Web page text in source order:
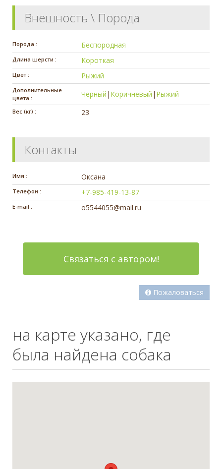
Внешность \ Порода
Порода : Беспородная
Длина шерсти : Короткая
Цвет : Рыжий
Дополнительные
цвета :
Черный | Коричневый | Рыжий
Вес (кг) : 23
Контакты
Имя : Оксана
Телефон : +7-985-419-13-87
E-mail : o5544055@mail.ru
Связаться с автором!
Пожаловаться
на карте указано, где
была найдена собака